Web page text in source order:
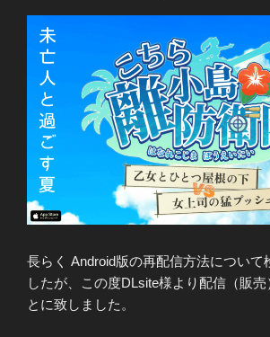
長らく Android版の再配信方法について
したが、この度DLsite様より配信（販
とに致しました。